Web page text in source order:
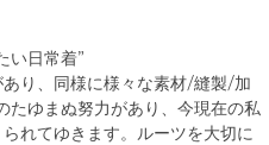
い日常着”
り、同様に様々な素材/縫製/加
たゆまぬ努力があり、今現在の私
れてゆきます。ルーツを大切に